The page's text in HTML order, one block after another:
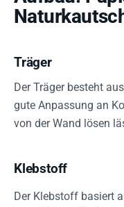
Träger
Der Träger besteht aus
gute Anpassung an
von der Wand lösen
Klebstoff
Der Klebstoff basiert